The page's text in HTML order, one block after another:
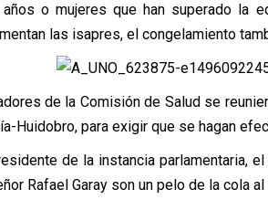
o mujeres que han superado la
las isapres, el congelamiento
de la Comisión de Salud se
Huidobro, para exigir que se hagan
de la instancia parlamentaria,
Rafael Garay son un pelo de la cola